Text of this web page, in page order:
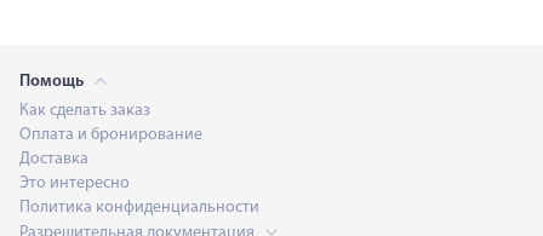
Помощь
Как сделать заказ
Оплата и бронирование
Доставка
Это интересно
Политика конфиденциальности